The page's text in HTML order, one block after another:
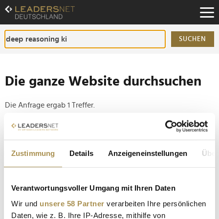
Zustimmung Details Anzeigeneinstellungen
Verantwortungsvoller Umgang mit Ihren Daten
Wir und unsere 58 Partner verarbeiten Ihre persönlichen
Daten, wie z. B. Ihre IP-Adresse, mithilfe von
Zum
Inhalt
Zur
Fußzeilen-
Navigation
SUCHEN
Die ganze Website durchsuchen
Die Anfrage ergab 1 Treffer.
Tipp
Seiten suchen, die genau diese Wortgruppe enthalten:
GPT-5 von OpenAI startet nächste KI-Revolution